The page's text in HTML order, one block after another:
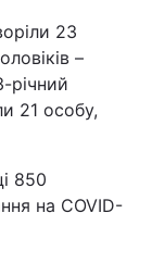
23
–
річний
21 особу,
850
на COVID-